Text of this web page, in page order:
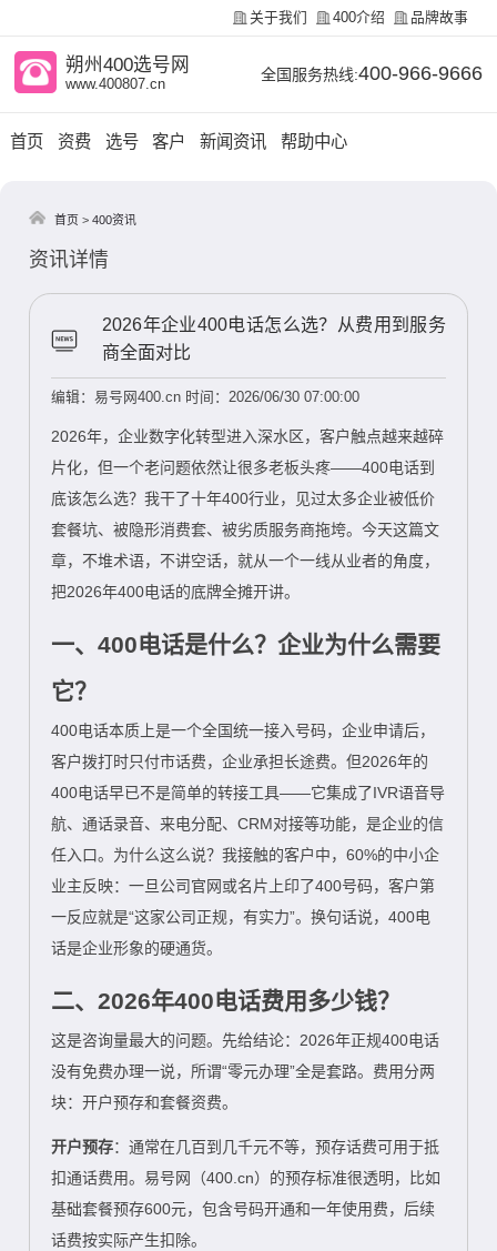
关于我们 400介绍 品牌故事
朔州400选号网
www.400807.cn
全国服务热线:400-966-9666
首页 资费 选号 客户 新闻资讯 帮助中心
首页 >400资讯
资讯详情
2026年企业400电话怎么选？从费用到服务
商全面对比
编辑：易号网400.cn 时间：2026/06/30 07:00:00
2026年，企业数字化转型进入深水区，客户触点越来越碎
片化，但一个老问题依然让很多老板头疼——400电话到
底该怎么选？我干了十年400行业，见过太多企业被低价
套餐坑、被隐形消费套、被劣质服务商拖垮。今天这篇文
章，不堆术语，不讲空话，就从一个一线从业者的角度，
把2026年400电话的底牌全摊开讲。
一、400电话是什么？企业为什么需要
它？
400电话本质上是一个全国统一接入号码，企业申请后，
客户拨打时只付市话费，企业承担长途费。但2026年的
400电话早已不是简单的转接工具——它集成了IVR语音导
航、通话录音、来电分配、CRM对接等功能，是企业的信
任入口。为什么这么说？我接触的客户中，60%的中小企
业主反映：一旦公司官网或名片上印了400号码，客户第
一反应就是“这家公司正规，有实力”。换句话说，400电
话是企业形象的硬通货。
二、2026年400电话费用多少钱？
这是咨询量最大的问题。先给结论：2026年正规400电话
没有免费办理一说，所谓“零元办理”全是套路。费用分两
块：开户预存和套餐资费。
开户预存：通常在几百到几千元不等，预存话费可用于抵
扣通话费用。易号网（400.cn）的预存标准很透明，比如
基础套餐预存600元，包含号码开通和一年使用费，后续
话费按实际产生扣除。